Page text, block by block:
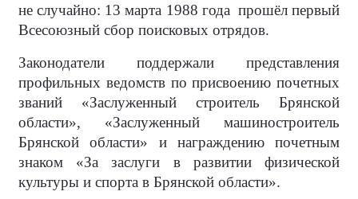
не случайно: 13 марта 1988 года прошёл первый
Всесоюзный сбор поисковых отрядов.
Законодатели поддержали представления
профильных ведомств по присвоению почетных
званий «Заслуженный строитель Брянской
области», «Заслуженный машиностроитель
Брянской области» и награждению почетным
знаком «За заслуги в развитии физической
культуры и спорта в Брянской области».